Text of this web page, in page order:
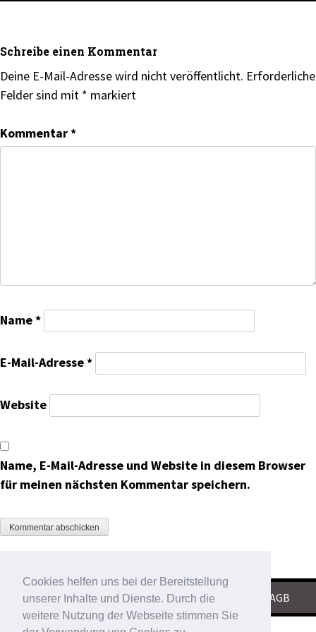
Cookies helfen uns bei der Bereitstellung
unserer Inhalte und Dienste. Durch die
weitere Nutzung der Webseite stimmen Sie
Schreibe einen Kommentar
Deine E-Mail-Adresse wird nicht veröffentlicht. Erforderliche
Felder sind mit * markiert
Kommentar*
Name*
E-Mail-Adresse*
Website
Name, E-Mail-Adresse und Website in diesem Browser
für meinen nächsten Kommentar speichern.
KONTAKT|IMPRESSUM|DATENSCHUTZ AGB